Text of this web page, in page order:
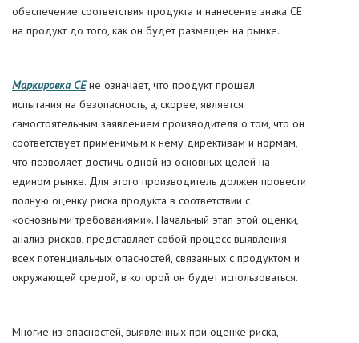
обеспечение соответствия продукта и нанесение знака CE
на продукт до того, как он будет размещен на рынке.
Маркировка CEне означает, что продукт прошел
испытания на безопасность, а, скорее, является
самостоятельным заявлением производителя о том, что он
соответствует применимым к нему директивам и нормам,
что позволяет достичь одной из основных целей на
едином рынке. Для этого производитель должен провести
полную оценку риска продукта в соответствии с
«основными требованиями». Начальный этап этой оценки,
анализ рисков, представляет собой процесс выявления
всех потенциальных опасностей, связанных с продуктом и
окружающей средой, в которой он будет использоваться.
Многие из опасностей, выявленных при оценке риска,